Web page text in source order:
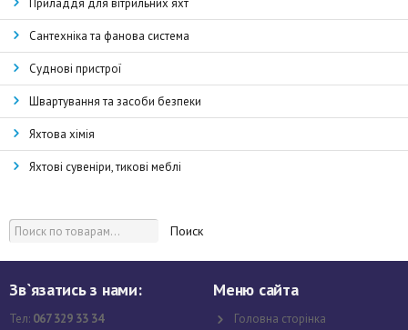
Приладдя для вітрильних яхт
Сантехніка та фанова система
Суднові пристрої
Швартування та засоби безпеки
Яхтова хімія
Яхтові сувеніри, тикові меблі
Поиск
Зв`язатись з нами:
Тел: 067 329 33 34
Меню сайта
Головна сторінка